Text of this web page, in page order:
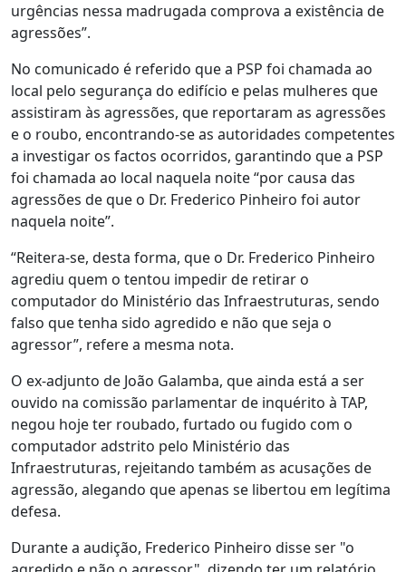
urgências nessa madrugada comprova a existência de
agressões”.
No comunicado é referido que a PSP foi chamada ao
local pelo segurança do edifício e pelas mulheres que
assistiram às agressões, que reportaram as agressões
e o roubo, encontrando-se as autoridades competentes
a investigar os factos ocorridos, garantindo que a PSP
foi chamada ao local naquela noite “por causa das
agressões de que o Dr. Frederico Pinheiro foi autor
naquela noite”.
“Reitera-se, desta forma, que o Dr. Frederico Pinheiro
agrediu quem o tentou impedir de retirar o
computador do Ministério das Infraestruturas, sendo
falso que tenha sido agredido e não que seja o
agressor”, refere a mesma nota.
O ex-adjunto de João Galamba, que ainda está a ser
ouvido na comissão parlamentar de inquérito à TAP,
negou hoje ter roubado, furtado ou fugido com o
computador adstrito pelo Ministério das
Infraestruturas, rejeitando também as acusações de
agressão, alegando que apenas se libertou em legítima
defesa.
Durante a audição, Frederico Pinheiro disse ser "o